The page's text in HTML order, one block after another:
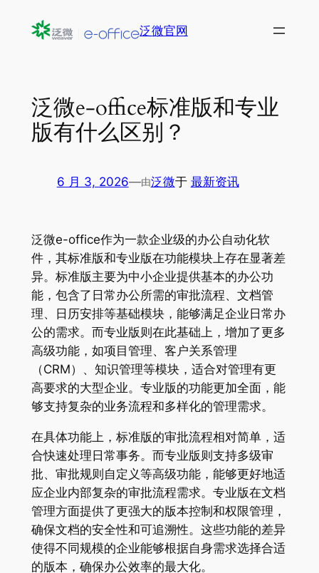
泛微官网
泛微e-office标准版和专业
版有什么区别？
6 月 3, 2026—由泛微于 最新资讯
泛微e-office作为一款企业级的办公自动化软
件，其标准版和专业版在功能模块上存在显著差
异。标准版主要为中小企业提供基本的办公功
能，包含了日常办公所需的审批流程、文档管
理、日历安排等基础模块，能够满足企业日常办
公的需求。而专业版则在此基础上，增加了更多
高级功能，如项目管理、客户关系管理
（CRM）、知识管理等模块，适合对管理有更
高要求的大型企业。专业版的功能更加全面，能
够支持复杂的业务流程和多样化的管理需求。
在具体功能上，标准版的审批流程相对简单，适
合快速处理日常事务。而专业版则支持多级审
批、审批规则自定义等高级功能，能够更好地适
应企业内部复杂的审批流程需求。专业版在文档
管理方面提供了更强大的版本控制和权限管理，
确保文档的安全性和可追溯性。这些功能的差异
使得不同规模的企业能够根据自身需求选择合适
的版本，确保办公效率的最大化。